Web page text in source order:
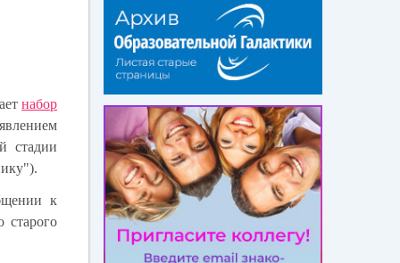
набор
стадии
к